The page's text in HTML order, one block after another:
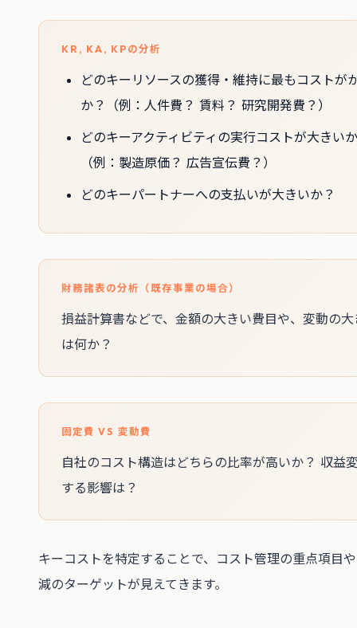
KR, KA, KPの分析
どのキーリソースの獲得・維持に最もコストが
か？（例：人件費？ 賃料？ 研究開発費？）
どのキーアクティビティの実行コストが大きい
（例：製造原価？ 広告宣伝費？）
どのキーパートナーへの支払いが大きいか？
財務諸表の分析（既存事業の場合）
損益計算書などで、金額の大きい費目や、変動の
は何か？
固定費 VS 変動費
自社のコスト構造はどちらの比率が高いか？ 収益
する影響は？
キーコストを特定することで、コスト管理の重点項目
減のターゲットが見えてきます。